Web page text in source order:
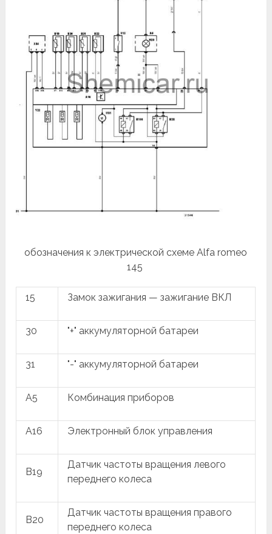
обозначения к электрической схеме Alfa romeo
145
15 Замок зажигания — зажигание ВКЛ
30 "+" аккумуляторной батареи
31 "-" аккумуляторной батареи
A5 Комбинация приборов
A16 Электронный блок управления
B19
Датчик частоты вращения левого
переднего колеса
B20
Датчик частоты вращения правого
переднего колеса